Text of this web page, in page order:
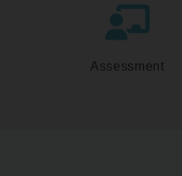
Assessment